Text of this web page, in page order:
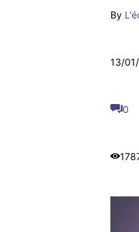
By
13/
0